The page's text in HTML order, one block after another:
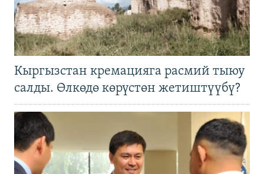
Кыргызстан кремацияга расмий тыюу
салды. Өлкөдө көрүстөн жетиштүүбү?